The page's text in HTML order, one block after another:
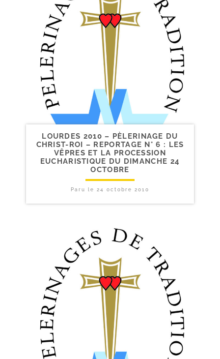
LOURDES 2010 – PÈLERINAGE DU
CHRIST-​ROI – REPORTAGE N° 6 : LES
VÊPRES ET LA PROCESSION
EUCHARISTIQUE DU DIMANCHE 24
OCTOBRE
Paru le 24 octobre 2010